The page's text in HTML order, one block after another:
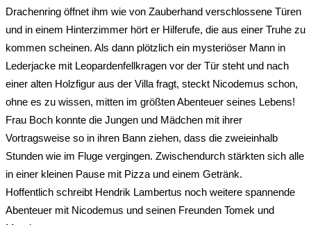
Drachenring öffnet ihm wie von Zauberhand verschlossene Türen
und in einem Hinterzimmer hört er Hilferufe, die aus einer Truhe zu
kommen scheinen. Als dann plötzlich ein mysteriöser Mann in
Lederjacke mit Leopardenfellkragen vor der Tür steht und nach
einer alten Holzfigur aus der Villa fragt, steckt Nicodemus schon,
ohne es zu wissen, mitten im größten Abenteuer seines Lebens!
Frau Boch konnte die Jungen und Mädchen mit ihrer
Vortragsweise so in ihren Bann ziehen, dass die zweieinhalb
Stunden wie im Fluge vergingen. Zwischendurch stärkten sich alle
in einer kleinen Pause mit Pizza und einem Getränk.
Hoffentlich schreibt Hendrik Lambertus noch weitere spannende
Abenteuer mit Nicodemus und seinen Freunden Tomek und